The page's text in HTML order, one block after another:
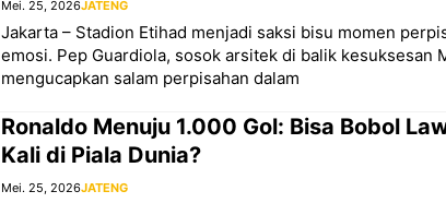
Mei. 25, 2026JATENG
Jakarta – Stadion Etihad menjadi saksi bisu momen
emosi. Pep Guardiola, sosok arsitek di balik kesuksesan
mengucapkan salam perpisahan dalam
Ronaldo Menuju 1.000 Gol: Bisa Bobol
Kali di Piala Dunia?
Mei. 25, 2026JATENG